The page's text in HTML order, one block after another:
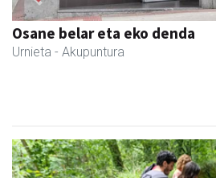
Previous